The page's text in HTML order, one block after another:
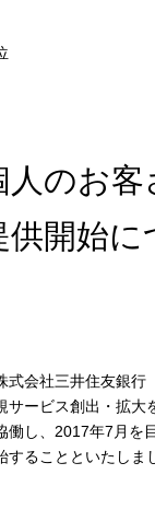
人のお客
供開始に
会社三井住友銀行
サービス創出・拡大
働し、2017年7月を
することといたしま